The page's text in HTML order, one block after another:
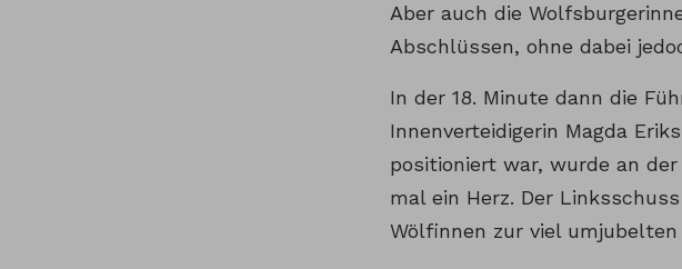
Aber auch die
Abschlüssen, ohne dabei
In der 18. Minute dann die
Innenverteidigerin Magda
positioniert war, wurde an
mal ein Herz. Der
Wölfinnen zur viel